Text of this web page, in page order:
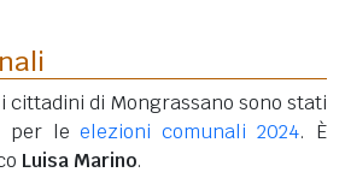
cittadini di Mongrassano sono stati
per leelezioni comunali 2024. È
Luisa Marino.